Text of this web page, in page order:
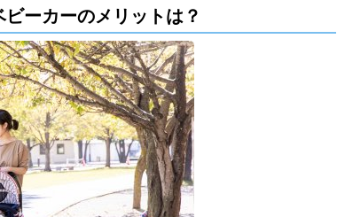
ーカーのメリットは？